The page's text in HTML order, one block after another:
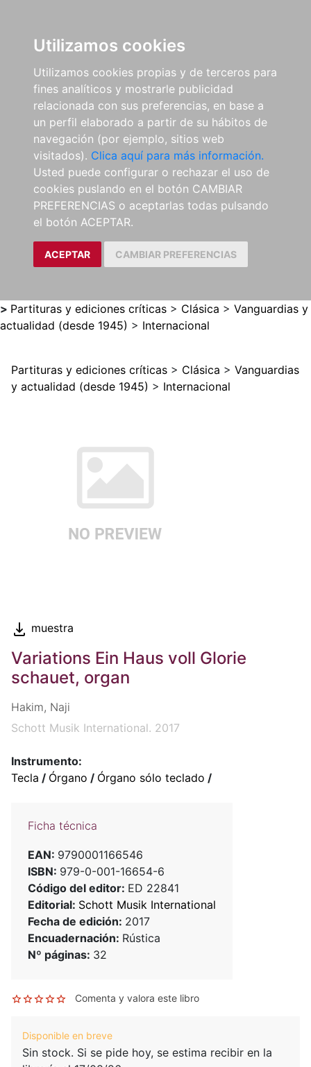
Utilizamos cookies
Utilizamos cookies propias y de terceros para
fines analíticos y mostrarle publicidad
relacionada con sus preferencias, en base a
un perfil elaborado a partir de su hábitos de
navegación (por ejemplo, sitios web
visitados). Clica aquí para más información.
Usted puede configurar o rechazar el uso de
cookies puslando en el botón CAMBIAR
PREFERENCIAS o aceptarlas todas pulsando
el botón ACEPTAR.
ACEPTAR CAMBIAR PREFERENCIAS
> Partituras y ediciones críticas > Clásica > Vanguardias y
actualidad (desde 1945) > Internacional
Partituras y ediciones críticas > Clásica > Vanguardias
y actualidad (desde 1945) > Internacional
muestra
Variations Ein Haus voll Glorie
schauet, organ
Hakim, Naji
Schott Musik International. 2017
Instrumento:
Tecla / Órgano / Órgano sólo teclado /
Ficha técnica
EAN: 9790001166546
ISBN: 979-0-001-16654-6
Código del editor: ED 22841
Editorial: Schott Musik International
Fecha de edición: 2017
Encuadernación: Rústica
Nº páginas: 32
Comenta y valora este libro
Disponible en breve
Sin stock. Si se pide hoy, se estima recibir en la